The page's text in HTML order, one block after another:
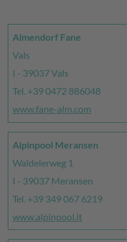
Almendorf Fane
Vals
I - 39037 Vals
Tel. +39 0472 886048
www.fane-alm.com
Alpinpool Meransen
Waldelerweg 1
I - 39037 Meransen
Tel. +39 349 067 6219
www.alpinpool.it